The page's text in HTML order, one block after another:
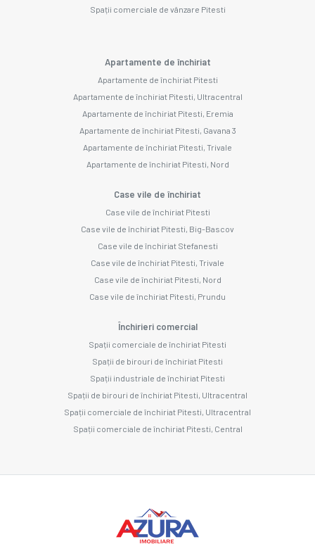
Spații comerciale de vânzare Pitesti
Apartamente de închiriat
Apartamente de închiriat Pitesti
Apartamente de închiriat Pitesti, Ultracentral
Apartamente de închiriat Pitesti, Eremia
Apartamente de închiriat Pitesti, Gavana 3
Apartamente de închiriat Pitesti, Trivale
Apartamente de închiriat Pitesti, Nord
Case vile de închiriat
Case vile de închiriat Pitesti
Case vile de închiriat Pitesti, Big-Bascov
Case vile de închiriat Stefanesti
Case vile de închiriat Pitesti, Trivale
Case vile de închiriat Pitesti, Nord
Case vile de închiriat Pitesti, Prundu
Închirieri comercial
Spații comerciale de închiriat Pitesti
Spații de birouri de închiriat Pitesti
Spații industriale de închiriat Pitesti
Spații de birouri de închiriat Pitesti, Ultracentral
Spații comerciale de închiriat Pitesti, Ultracentral
Spații comerciale de închiriat Pitesti, Central